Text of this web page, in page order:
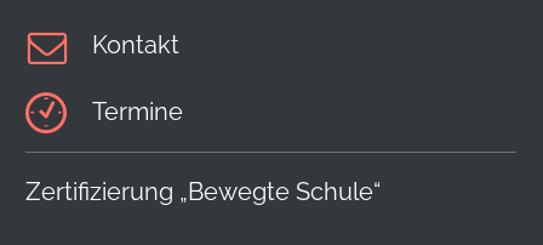
Kontakt
Termine
Zertifizierung „Bewegte Schule“